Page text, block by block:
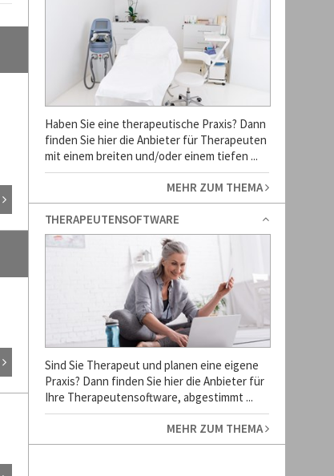
Haben Sie eine therapeutische Praxis? Dann
finden Sie hier die Anbieter für Therapeuten
mit einem breiten und/oder einem tiefen ...
MEHR ZUM THEMA
THERAPEUTENSOFTWARE
Sind Sie Therapeut und planen eine eigene
Praxis? Dann finden Sie hier die Anbieter für
Ihre Therapeutensoftware, abgestimmt ...
MEHR ZUM THEMA